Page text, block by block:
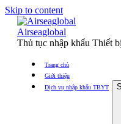
Skip to content
Airseaglobal
Thủ tục nhập khẩu Thiết
Trang chủ
Giới thiệu
Dịch vụ nhập khẩu TBYT